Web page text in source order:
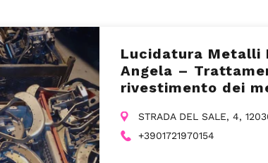
Lucidatura Metalli
Angela –
rivestimento dei
STRADA DEL SALE, 4,
+3901721970154